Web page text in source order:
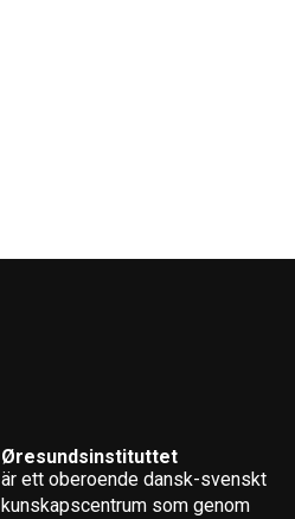
Øresundsinstituttet
är ett oberoende dansk-svenskt
kunskapscentrum som genom